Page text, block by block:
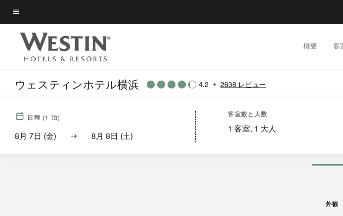
Skip
to
main
content
メニューのテキスト
概要 客
ウェスティンホテル横浜 4.2 • 2638 レビュー
日程 (1 泊)
8月 7日 (金) 8月 8日 (土)
客室数と人数
1 客室, 1 大人
スイート サービス特長 ダイニング
外観